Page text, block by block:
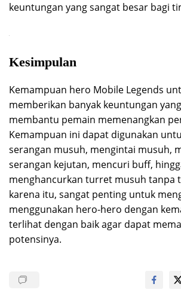
keuntungan yang sangat besar bagi
Kesimpulan
Kemampuan hero Mobile Legends
memberikan banyak keuntungan
membantu pemain memenangkan
Kemampuan ini dapat digunakan
serangan musuh, mengintai musuh,
serangan kejutan, mencuri buff,
menghancurkan turret musuh tanpa
karena itu, sangat penting untuk
menggunakan hero-hero dengan
terlihat dengan baik agar dapat
potensinya.